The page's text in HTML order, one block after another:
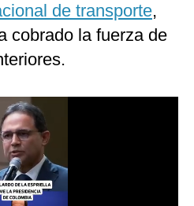
de transporte,
cobrado la fuerza de